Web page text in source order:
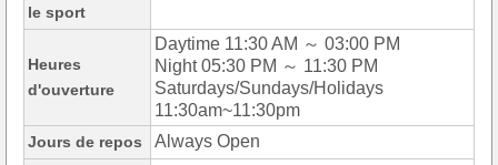
le sport
Heures
d'ouverture
Daytime 11:30 AM ～ 03:00 PM
Night 05:30 PM ～ 11:30 PM
Saturdays/Sundays/Holidays
11:30am~11:30pm
Jours de repos Always Open